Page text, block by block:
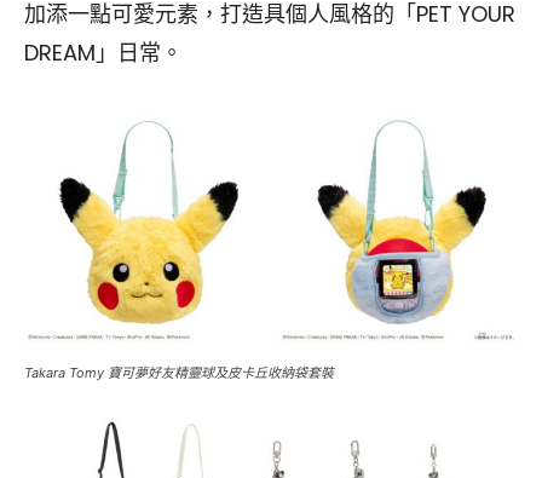
加添一點可愛元素，打造具個人風格的「PET YOUR
DREAM」日常。
Takara Tomy 寶可夢好友精靈球及皮卡丘收納袋套裝